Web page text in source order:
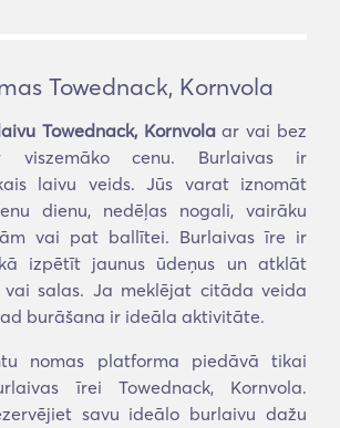
Towednack, Kornvola
Towednack, Kornvolaar vai bez
viszemāko cenu. Burlaivas ir
laivu veids. Jūs varat iznomāt
dienu, nedēļas nogali, vairāku
vai pat ballītei. Burlaivas īre ir
izpētīt jaunus ūdeņus un atklāt
vai salas. Ja meklējat citāda veida
burāšana ir ideāla aktivitāte.
nomas platforma piedāvā tikai
īrei Towednack, Kornvola.
savu ideālo burlaivu dažu